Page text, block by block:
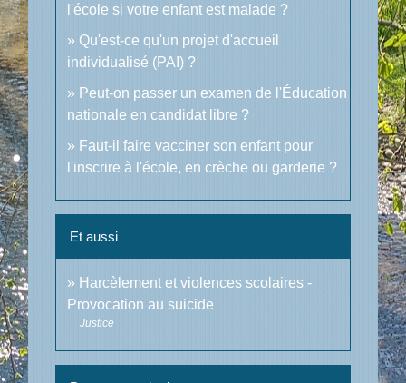
l'école si votre enfant est malade ?
Qu'est-ce qu'un projet d'accueil
individualisé (PAI) ?
Peut-on passer un examen de l'Éducation
nationale en candidat libre ?
Faut-il faire vacciner son enfant pour
l'inscrire à l'école, en crèche ou garderie ?
Et aussi
Harcèlement et violences scolaires -
Provocation au suicide
Justice